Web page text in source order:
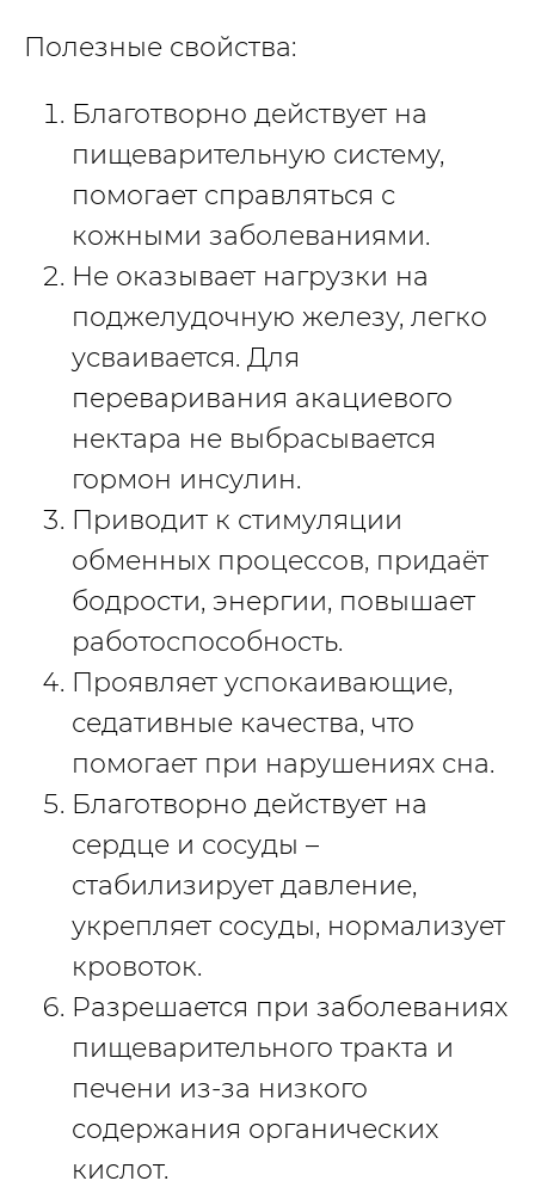
Полезные свойства:
Благотворно действует на
пищеварительную систему,
помогает справляться с
кожными заболеваниями.
Не оказывает нагрузки на
поджелудочную железу, легко
усваивается. Для
переваривания акациевого
нектара не выбрасывается
гормон инсулин.
Приводит к стимуляции
обменных процессов, придаёт
бодрости, энергии, повышает
работоспособность.
Проявляет успокаивающие,
седативные качества, что
помогает при нарушениях сна.
Благотворно действует на
сердце и сосуды –
стабилизирует давление,
укрепляет сосуды, нормализует
кровоток.
Разрешается при заболеваниях
пищеварительного тракта и
печени из-за низкого
содержания органических
кислот.